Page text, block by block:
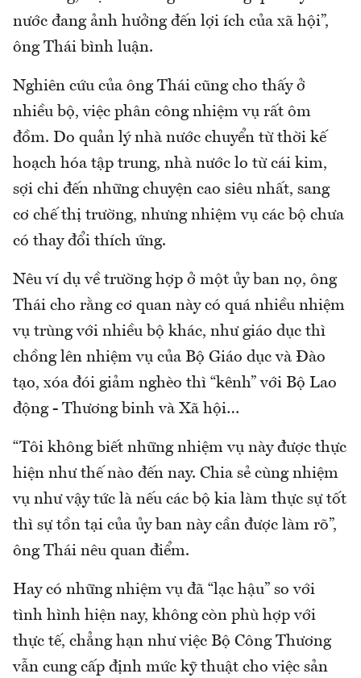
nước đang ảnh hưởng đến lợi ích của xã hội”,
ông Thái bình luận.
Nghiên cứu của ông Thái cũng cho thấy ở
nhiều bộ, việc phân công nhiệm vụ rất ôm
đồm. Do quản lý nhà nước chuyển từ thời kế
hoạch hóa tập trung, nhà nước lo từ cái kim,
sợi chi đến những chuyện cao siêu nhất, sang
cơ chế thị trường, nhưng nhiệm vụ các bộ chưa
có thay đổi thích ứng.
Nêu ví dụ về trường hợp ở một ủy ban nọ, ông
Thái cho rằng cơ quan này có quá nhiều nhiệm
vụ trùng với nhiều bộ khác, như giáo dục thì
chồng lên nhiệm vụ của Bộ Giáo dục và Đào
tạo, xóa đói giảm nghèo thì “kênh” với Bộ Lao
động - Thương binh và Xã hội…
“Tôi không biết những nhiệm vụ này được thực
hiện như thế nào đến nay. Chia sẻ cùng nhiệm
vụ như vậy tức là nếu các bộ kia làm thực sự tốt
thì sự tồn tại của ủy ban này cần được làm rõ”,
ông Thái nêu quan điểm.
Hay có những nhiệm vụ đã “lạc hậu” so với
tình hình hiện nay, không còn phù hợp với
thực tế, chẳng hạn như việc Bộ Công Thương
vẫn cung cấp định mức kỹ thuật cho việc sản